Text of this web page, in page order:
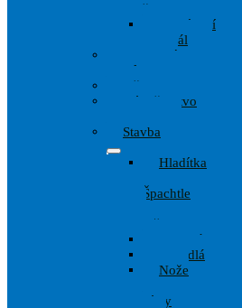
štetky
Zakrývací
materiál
Ochranné
pomôcky
Pištole
Príslušenstvo
Stavba
Hladítka
Špachtle
lyžice
Kladivá
Meradlá
Nože
Pílky